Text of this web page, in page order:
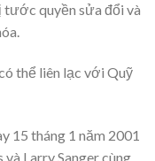
tước quyền sửa đổi và
thể liên lạc với Quỹ
15 tháng 1 năm 2001
Larry Sanger cùng